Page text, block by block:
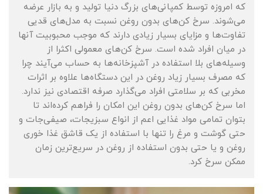
که امروزه توسط کمپانی‌های بزرگ دنیا تولید و به بازار عرضه
می‌شوند. سرخ کن‌های بدون روغن نسبت به مدل‌های قدیی
تفاوت‌ها و مزایای بسیار زیادی دارند که موجب محبوبیت آنها
در میان افراد شده است. سرخ کن‌های معمولی اکثرا از
وسیله‌های بلا استفاده در آشپزخانه‌ها به حساب می‌آیند چرا
که مصرف بسیار زیاد روغن در این دستگاه‌ها علاوه بر اثرات
مخربی که بر سلامتی افراد می‌گذارد صرفه اقتصادی نیز ندارد.
اما سرخ کن‌های بدون روغن این امکان را فراهم کرده‌اند تا
بتوان تمامی مواد غذایی اعم از انواع سبزیجات، صیفی‌جات و
حتی گوشت و مرغ را تنها با استفاده از یک قاشق غذا خوری
روغن و یا حتی بدون استفاده از روغن در سریع‌ترین زمان
ممکن سرخ کرد.